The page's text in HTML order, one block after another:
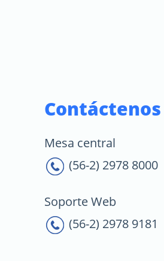
Contáctenos
Mesa central
(56-2) 2978 8000
Soporte Web
(56-2) 2978 9181